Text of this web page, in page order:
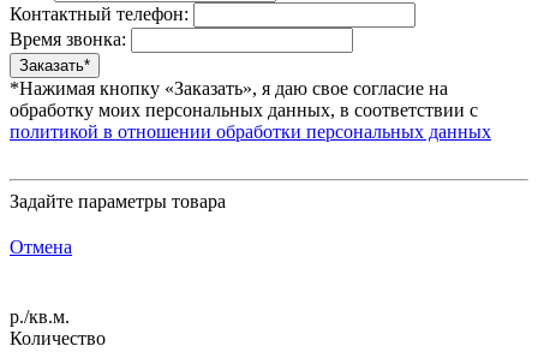
Контактный телефон:
Время звонка:
*Нажимая кнопку «Заказать», я даю свое согласие на
обработку моих персональных данных, в соответствии с
политикой в отношении обработки персональных данных
Задайте параметры товара
Отмена
р./кв.м.
Количество